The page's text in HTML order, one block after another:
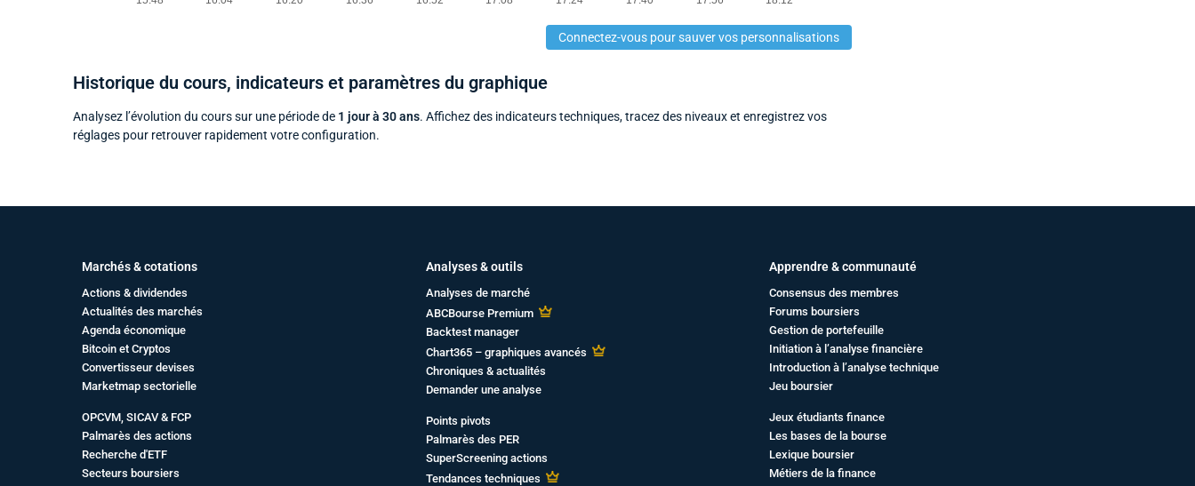
Connectez-vous pour sauver vos personnalisations
Historique du cours, indicateurs et paramètres du graphique
Analysez l’évolution du cours sur une période de 1 jour à 30 ans. Affichez des indicateurs techniques, tracez des niveaux et enregistrez vos
réglages pour retrouver rapidement votre configuration.
Marchés & cotations
Actions & dividendes
Actualités des marchés
Agenda économique
Bitcoin et Cryptos
Convertisseur devises
Marketmap sectorielle
OPCVM, SICAV & FCP
Palmarès des actions
Recherche d'ETF
Secteurs boursiers
Analyses & outils
Analyses de marché
ABCBourse Premium
Backtest manager
Chart365 – graphiques avancés
Chroniques & actualités
Demander une analyse
Points pivots
Palmarès des PER
SuperScreening actions
Tendances techniques
Apprendre & communauté
Consensus des membres
Forums boursiers
Gestion de portefeuille
Initiation à l’analyse financière
Introduction à l’analyse technique
Jeu boursier
Jeux étudiants finance
Les bases de la bourse
Lexique boursier
Métiers de la finance